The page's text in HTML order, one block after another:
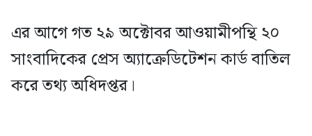
এর আগে গত ২৯ অক্টোবর আওয়ামীপন্থি ২০
সাংবাদিকের প্রেস অ্যাক্রেডিটেশন কার্ড বাতিল
করে তথ্য অধিদপ্তর।